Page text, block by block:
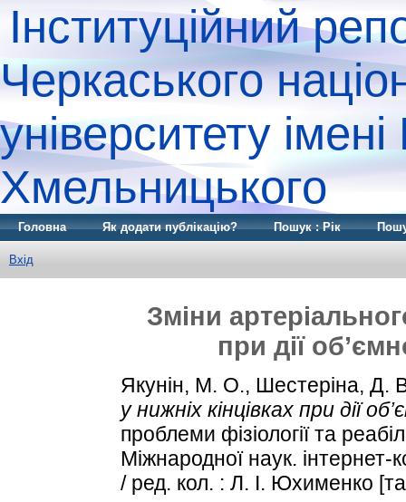
Інституційний
Черкаського
університету
Хмельницького
Головна Як додати публікацію? Пошук : Рік
Вхід
Зміни
при дії
Якунін, М. О., Шестеріна, Д.
у нижніх кінцівках при дії
проблеми фізіології та
Міжнародної наук.
/ ред. кол. : Л. І. Юхименко